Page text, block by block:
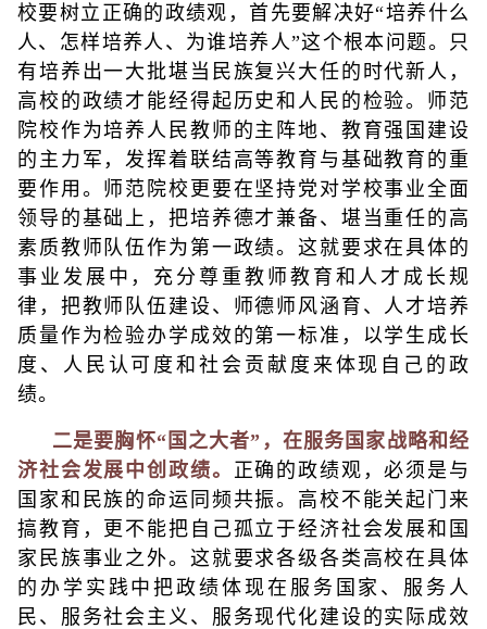
校要树立正确的政绩观，首先要解决好“培养什么
人、怎样培养人、为谁培养人”这个根本问题。只
有培养出一大批堪当民族复兴大任的时代新人，
高校的政绩才能经得起历史和人民的检验。师范
院校作为培养人民教师的主阵地、教育强国建设
的主力军，发挥着联结高等教育与基础教育的重
要作用。师范院校更要在坚持党对学校事业全面
领导的基础上，把培养德才兼备、堪当重任的高
素质教师队伍作为第一政绩。这就要求在具体的
事业发展中，充分尊重教师教育和人才成长规
律，把教师队伍建设、师德师风涵育、人才培养
质量作为检验办学成效的第一标准，以学生成长
度、人民认可度和社会贡献度来体现自己的政
绩。
二是要胸怀“国之大者”，在服务国家战略和经
济社会发展中创政绩。 正确的政绩观，必须是与
国家和民族的命运同频共振。高校不能关起门来
搞教育，更不能把自己孤立于经济社会发展和国
家民族事业之外。这就要求各级各类高校在具体
的办学实践中把政绩体现在服务国家、服务人
民、服务社会主义、服务现代化建设的实际成效